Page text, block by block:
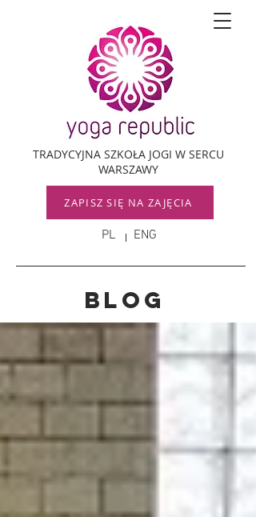
TRADYCYJNA SZKOŁA JOGI W SERCU
WARSZAWY
PL ENG
ZAPISZ SIĘ NA ZAJĘCIA
Blog